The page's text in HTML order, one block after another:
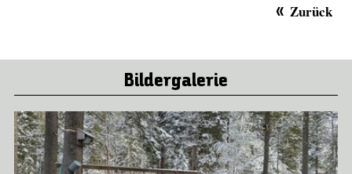
Zurück
Bildergalerie